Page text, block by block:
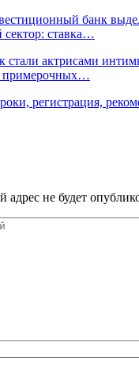
банк
сектор: ставка…
стали актрисами
примерочных…
регистрация,
не будет